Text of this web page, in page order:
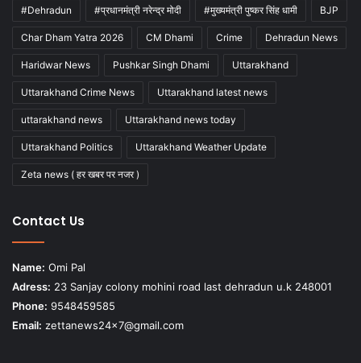
#Dehradun #प्रधानमंत्री नरेन्द्र मोदी #मुख्यमंत्री पुष्कर सिंह धामी BJP
Char Dham Yatra 2026 CM Dhami Crime Dehradun News
Haridwar News Pushkar Singh Dhami Uttarakhand
Uttarakhand Crime News Uttarakhand latest news
uttarakhand news Uttarakhand news today
Uttarakhand Politics Uttarakhand Weather Update
Zeta news ( हर खबर पर नजर )
Contact Us
Name: Omi Pal
Adress: 23 Sanjay colony mohini road last dehradun u.k 248001
Phone: 9548459585
Email: zettanews24x7@gmail.com